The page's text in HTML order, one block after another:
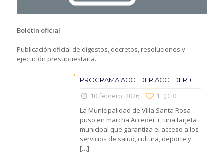
Boletín oficial
Publicación oficial de digestos, decretos, resoluciones y
ejecución presupuestaria.
PROGRAMA ACCEDER ACCEDER +
10 febrero, 2026 0
1
La Municipalidad de Villa Santa Rosa
puso en marcha Acceder +, una tarjeta
municipal que garantiza el acceso a los
servicios de salud, cultura, deporte y
[…]